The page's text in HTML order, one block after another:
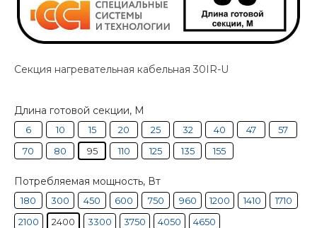
Секция нагревательная кабельная 30IR-U
Длина готовой секции, М
6 10 15 20 25 32 40 47
57
70
80 95 110 125 135 155
Потребляемая мощность, Вт
180 300 450 600 750 960 1200 1410
1710
2100
2400 3300 3750 4050 4650